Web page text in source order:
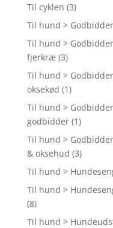
Til cyklen (3)
Til hund >
Til hund >
fjerkræ (3)
Til hund >
oksekød (1)
Til hund >
godbidder (1)
Til hund >
& oksehud (3)
Til hund >
Til hund >
(8)
Til hund >